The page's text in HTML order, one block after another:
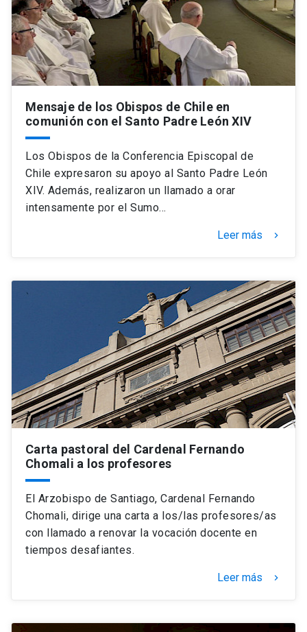
Mensaje de los Obispos de Chile en
comunión con el Santo Padre León XIV
Los Obispos de la Conferencia Episcopal de
Chile expresaron su apoyo al Santo Padre León
XIV. Además, realizaron un llamado a orar
intensamente por el Sumo…
Leer más keyboard_arrow_right
Carta pastoral del Cardenal Fernando
Chomali a los profesores
El Arzobispo de Santiago, Cardenal Fernando
Chomali, dirige una carta a los/las profesores/as
con llamado a renovar la vocación docente en
tiempos desafiantes.
Leer más keyboard_arrow_right